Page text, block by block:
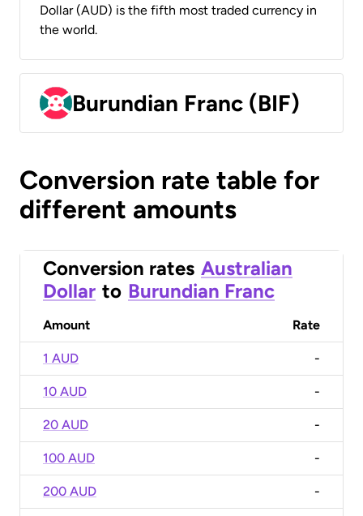
Dollar (AUD) is the fifth most traded currency in
the world.
Burundian Franc (BIF)
Conversion rate table for
different amounts
Conversion rates Australian
Dollar to Burundian Franc
Amount Rate
1 AUD -
10 AUD -
20 AUD -
100 AUD -
200 AUD -